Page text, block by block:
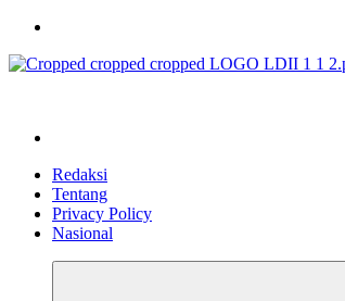
Redaksi
Tentang
Privacy Policy
Nasional